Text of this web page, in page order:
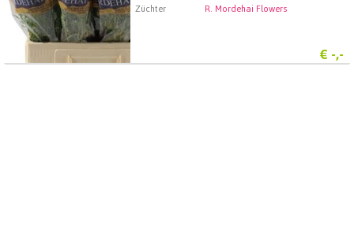
Züchter
R. Mordehai Flowers
€ -,-